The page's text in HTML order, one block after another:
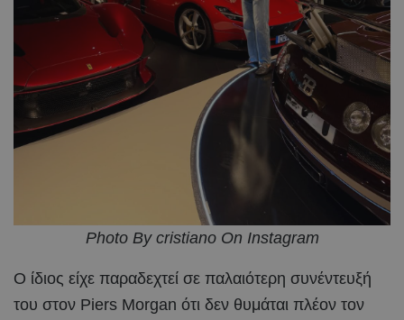
Photo By cristiano On Instagram
Ο ίδιος είχε παραδεχτεί σε παλαιότερη συνέντευξή
του στον Piers Morgan ότι δεν θυμάται πλέον τον